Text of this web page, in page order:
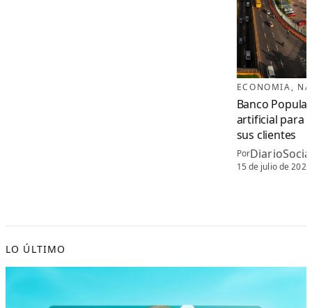
ECONOMIA,
Banco
artificial para
sus clientes
Por
15 de julio de 2026
LO ÚLTIMO